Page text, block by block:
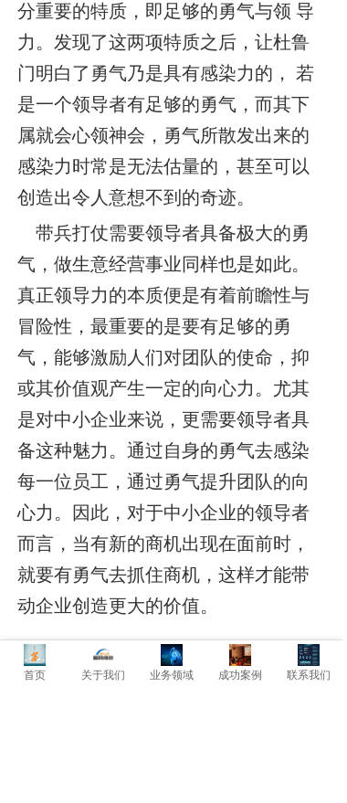
分重要的特质，即足够的勇气与领 导
力。发现了这两项特质之后，让杜鲁
门明白了勇气乃是具有感染力的， 若
是一个领导者有足够的勇气，而其下
属就会心领神会，勇气所散发出来的
感染力时常是无法估量的，甚至可以
创造出令人意想不到的奇迹。
带兵打仗需要领导者具备极大的勇
气，做生意经营事业同样也是如此。
真正领导力的本质便是有着前瞻性与
冒险性，最重要的是要有足够的勇
气，能够激励人们对团队的使命，抑
或其价值观产生一定的向心力。尤其
是对中小企业来说，更需要领导者具
备这种魅力。通过自身的勇气去感染
每一位员工，通过勇气提升团队的向
心力。因此，对于中小企业的领导者
而言，当有新的商机出现在面前时，
就要有勇气去抓住商机，这样才能带
动企业创造更大的价值。
首页 关于我们 业务领域 成功案例 联系我们